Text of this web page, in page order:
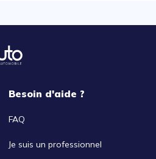
Besoin d'aide ?
FAQ
Je suis un professionnel